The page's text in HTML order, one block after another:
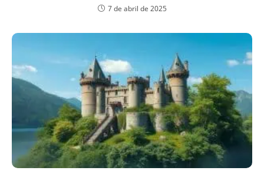
7 de abril de 2025